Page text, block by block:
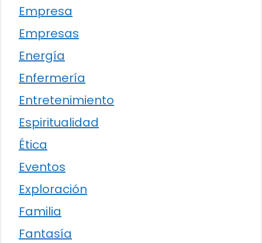
Empresa
Empresas
Energía
Enfermería
Entretenimiento
Espiritualidad
Ética
Eventos
Exploración
Familia
Fantasía